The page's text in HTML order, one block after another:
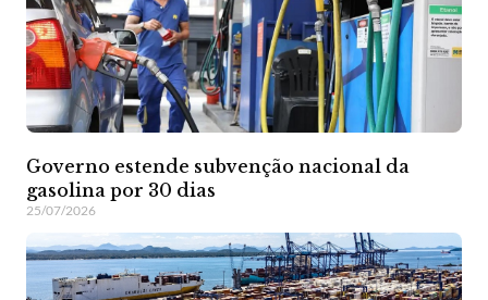
Governo estende subvenção nacional da
gasolina por 30 dias
25/07/2026